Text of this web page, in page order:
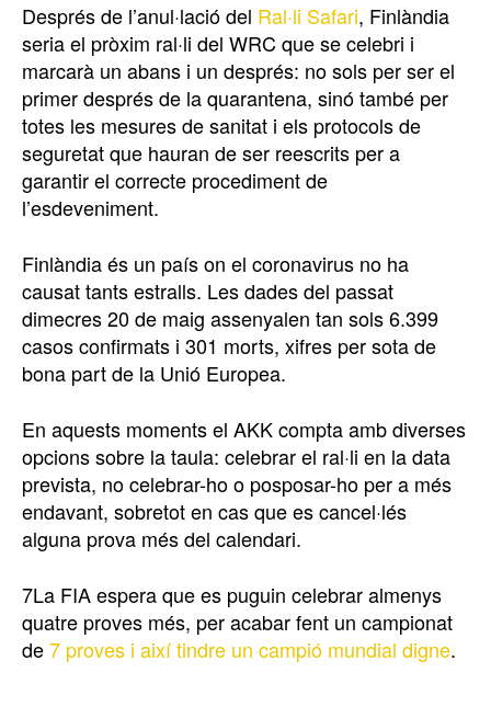
Després de l’anul·lació del Ral·li Safari, Finlàndia
seria el pròxim ral·li del WRC que se celebri i
marcarà un abans i un després: no sols per ser el
primer després de la quarantena, sinó també per
totes les mesures de sanitat i els protocols de
seguretat que hauran de ser reescrits per a
garantir el correcte procediment de
l’esdeveniment.
Finlàndia és un país on el coronavirus no ha
causat tants estralls. Les dades del passat
dimecres 20 de maig assenyalen tan sols 6.399
casos confirmats i 301 morts, xifres per sota de
bona part de la Unió Europea.
En aquests moments el AKK compta amb diverses
opcions sobre la taula: celebrar el ral·li en la data
prevista, no celebrar-ho o posposar-ho per a més
endavant, sobretot en cas que es cancel·lés
alguna prova més del calendari.
7La FIA espera que es puguin celebrar almenys
quatre proves més, per acabar fent un campionat
de7 proves i així tindre un campió mundial digne.